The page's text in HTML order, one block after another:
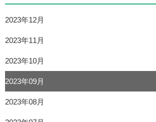
2023年12月
2023年11月
2023年10月
2023年09月
2023年08月